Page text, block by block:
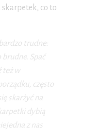
co to
trudne:
Spać
też w
często
skarżyć na
dybią
z nas